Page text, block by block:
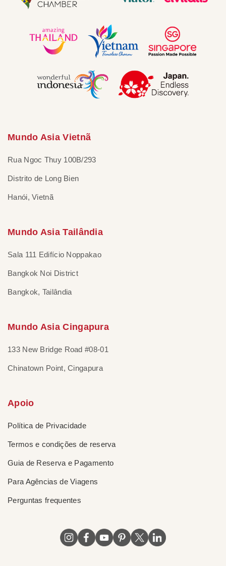
Mundo Asia Vietnã
Rua Ngoc Thuy 100B/293
Distrito de Long Bien
Hanói, Vietnã
Mundo Asia Tailândia
Sala 111 Edifício Noppakao
Bangkok Noi District
Bangkok, Tailândia
Mundo Asia Cingapura
133 New Bridge Road #08-01
Chinatown Point, Cingapura
Apoio
Política de Privacidade
Termos e condições de reserva
Guia de Reserva e Pagamento
Para Agências de Viagens
Perguntas frequentes